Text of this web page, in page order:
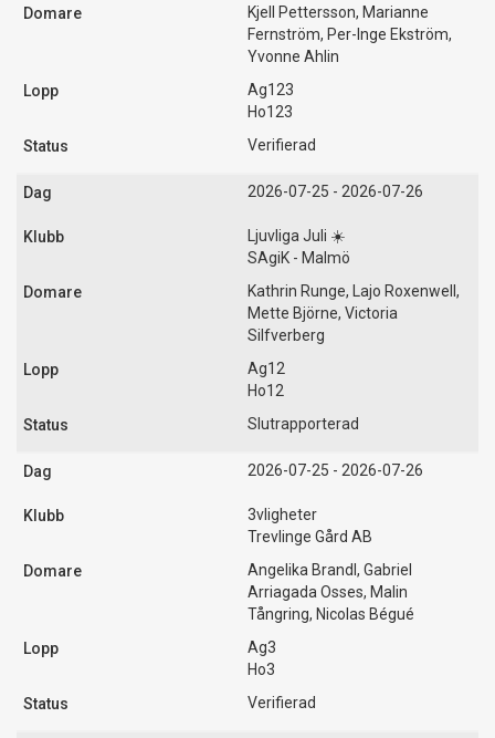
Kjell Pettersson, Marianne
Fernström, Per-Inge Ekström,
Yvonne Ahlin
Ag123
Ho123
Verifierad
2026-07-25 - 2026-07-26
Ljuvliga Juli ☀️
SAgiK - Malmö
Kathrin Runge, Lajo Roxenwell,
Mette Björne, Victoria
Silfverberg
Ag12
Ho12
Slutrapporterad
2026-07-25 - 2026-07-26
3vligheter
Trevlinge Gård AB
Angelika Brandl, Gabriel
Arriagada Osses, Malin
Tångring, Nicolas Bégué
Ag3
Ho3
Verifierad